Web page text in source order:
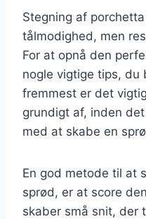
Stegning af
tålmodighed, men
For at opnå den
nogle vigtige tips, du
fremmest er det
grundigt af, inden
med at skabe en
En god metode til at
sprød, er at score
skaber små snit,